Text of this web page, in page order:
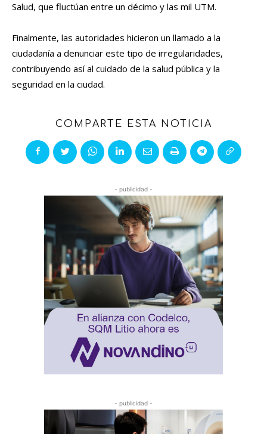
Salud, que fluctúan entre un décimo y las mil UTM.
Finalmente, las autoridades hicieron un llamado a la
ciudadanía a denunciar este tipo de irregularidades,
contribuyendo así al cuidado de la salud pública y la
seguridad en la ciudad.
COMPARTE ESTA NOTICIA
- publicidad -
- publicidad -